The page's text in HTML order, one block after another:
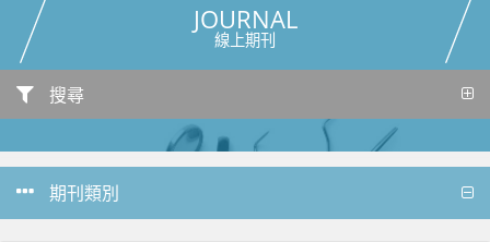
JOURNAL
線上期刊
搜尋
期刊類別